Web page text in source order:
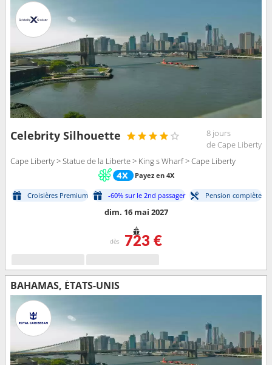
Celebrity Silhouette
8 jours
de Cape Liberty
Cape Liberty > Statue de la Liberte > King s Wharf > Cape Liberty
Payez en 4X
Croisières Premium -60% sur le 2nd passager Pension complète
dim. 16 mai 2027
dès 723 €
BAHAMAS, ÉTATS-UNIS